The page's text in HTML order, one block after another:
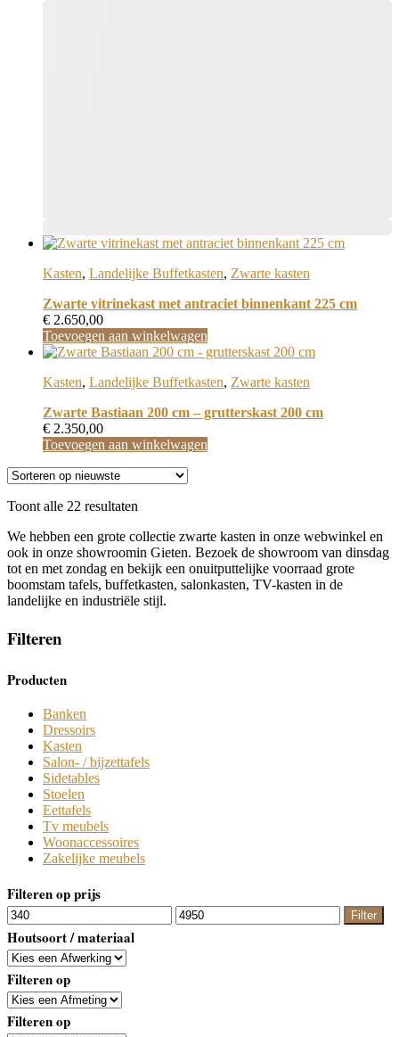
Dit
heeft
variaties.
Deze
optie
kan
worden
de
productpagina
Kasten, Landelijke Buffetkasten, Zwarte kasten
Zwarte vitrinekast met antraciet binnenkant 225 cm
€ 2.650,00
Toevoegen aan winkelwagen
Kasten, Landelijke Buffetkasten, Zwarte kasten
Zwarte Bastiaan 200 cm – grutterskast 200 cm
€ 2.350,00
Toevoegen aan winkelwagen
Toont alle 22 resultaten
nieuwste
We hebben een grote collectie zwarte kasten in onze webwinkel en
ook in onze showroomin Gieten. Bezoek de showroom van dinsdag
tot en met zondag en bekijk een onuitputtelijke voorraad grote
boomstam tafels, buffetkasten, salonkasten, TV-kasten in de
landelijke en industriële stijl.
Filteren
Producten
Banken
Dressoirs
Kasten
Salon- / bijzettafels
Sidetables
Stoelen
Eettafels
Tv meubels
Woonaccessoires
Zakelijke meubels
Filteren op prijs
Min.
prijs
Max.
prijs
Filter
Houtsoort / materiaal
Filteren op
Filteren op